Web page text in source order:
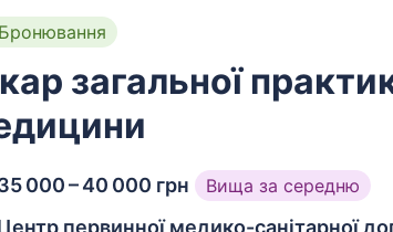
Бронювання
загальної
000 – 40 000 грн Вища за середню
первинної медико-санітарної